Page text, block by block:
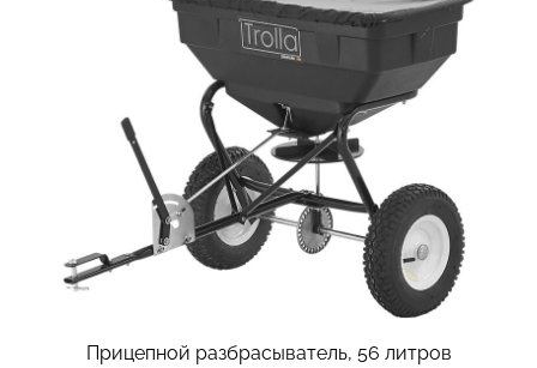
Прицепной разбрасыватель, 56 литров